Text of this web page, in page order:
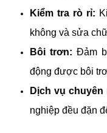
Kiểm tra rò rỉ:
không và sửa
Bôi trơn: Đảm
động được bôi
Dịch vụ chuyên
nghiệp đều đặn